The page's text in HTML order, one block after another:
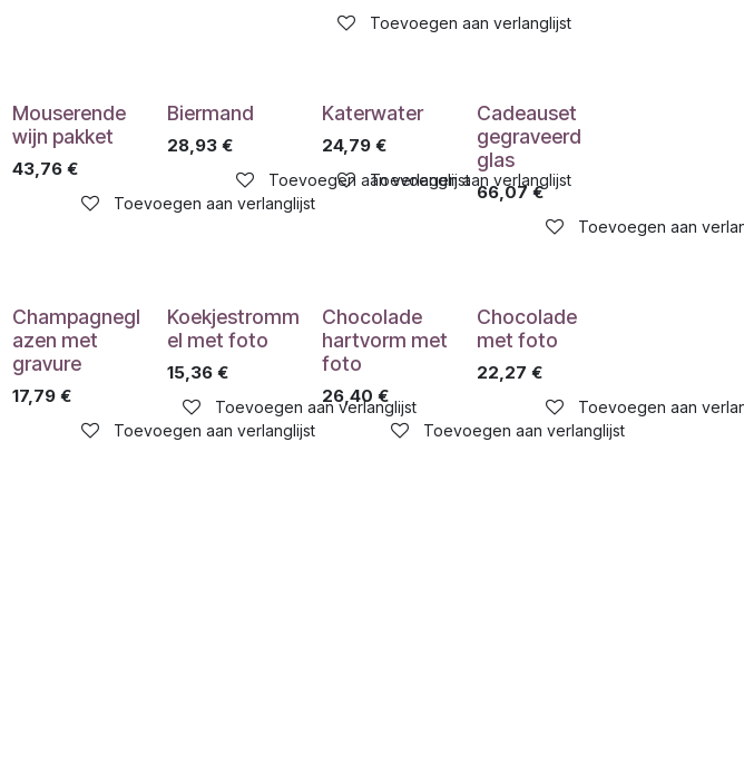
Toevoegen aan verlanglijst
Mouserende
wijn pakket
43,76 €
Toevoegen aan verlanglijst
Biermand
28,93€
Toevoegen aan verlanglijst
Katerwater
24,79€
Toevoegen aan verlanglijst
Cadeauset
gegraveerd
glas
66,07€
Toevoegen aan
Champagnegl
azen met
gravure
17,79 €
Toevoegen aan verlanglijst
Koekjestromm
el met foto
15,36€
Toevoegen aan verlanglijst
Chocolade
hartvorm met
foto
26,40 €
Toevoegen aan verlanglijst
Chocolade
met foto
22,27 €
Toevoegen aan